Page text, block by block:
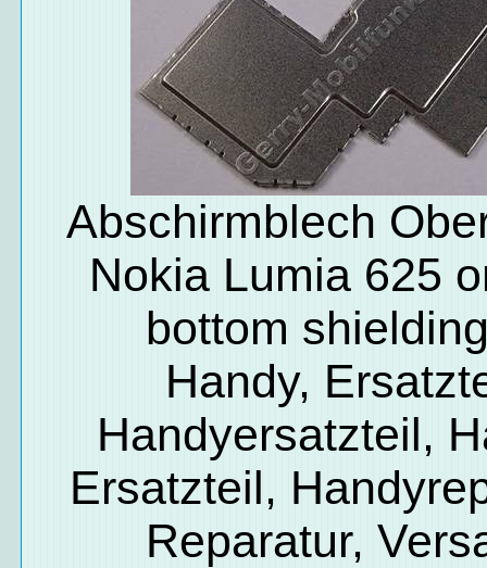
Abschirmblech
Nokia Lumia 625
bottom
Handy,
Handyersatzteil,
Ersatzteil,
Reparatur,